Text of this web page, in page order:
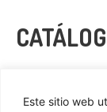
Este sitio web